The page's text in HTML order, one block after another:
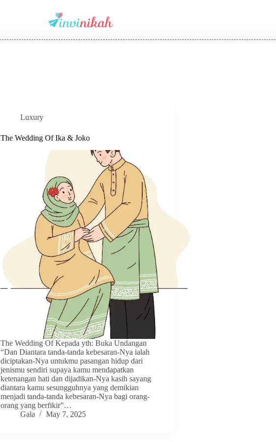
Luxury
The Wedding Of Ika & Joko
The Wedding Of Kepada yth: Buka Undangan
“Dan Diantara tanda-tanda kebesaran-Nya ialah
diciptakan-Nya untukmu pasangan hidup dari
jenismu sendiri supaya kamu mendapatkan
ketenangan hati dan dijadikan-Nya kasih sayang
diantara kamu sesungguhnya yang demikian
menjadi tanda-tanda kebesaran-Nya bagi orang-
orang yang berfikir”…
Gala
May 7, 2025